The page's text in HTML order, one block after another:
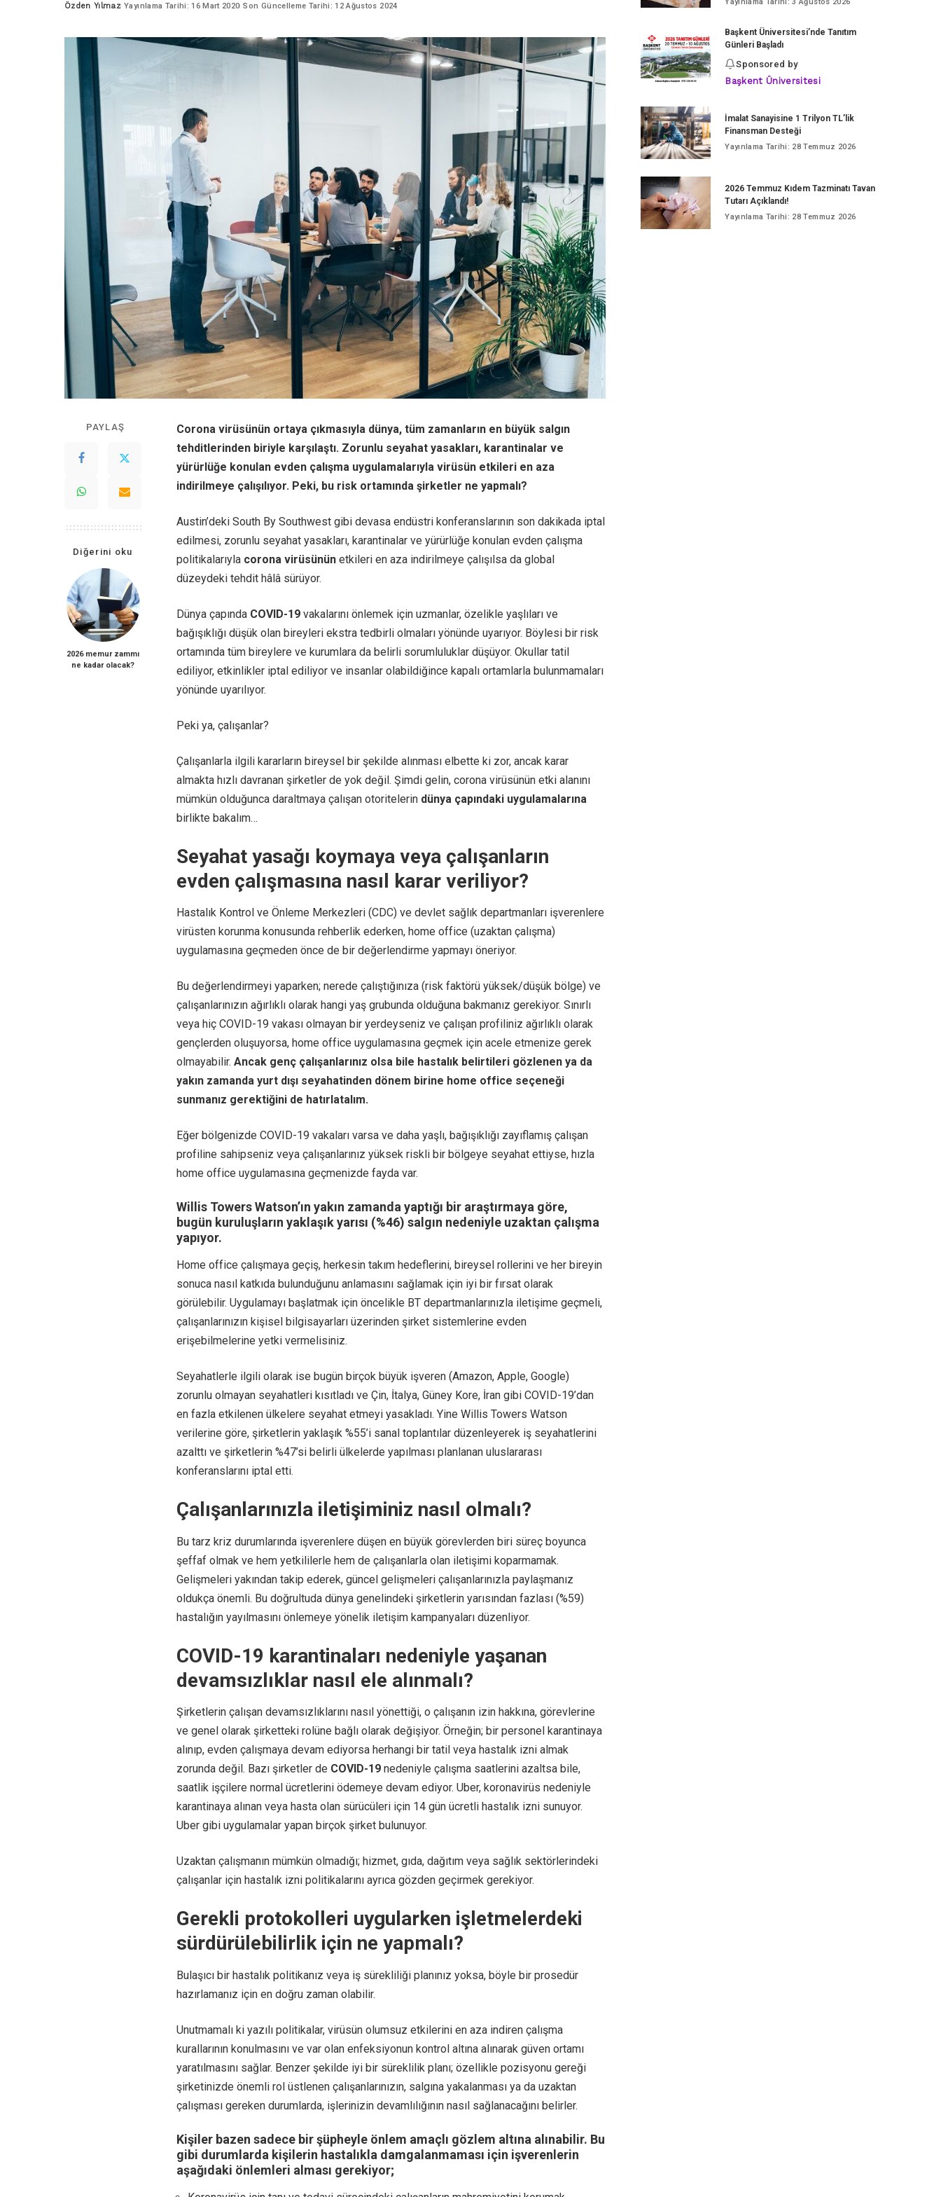
Posted
Özden Yılmaz Yayınlama Tarihi: 16 Mart 2020 Son Güncelleme Tarihi: 12 Ağustos 2024
PAYLAŞ
Diğerini oku
2026 memur zammı
ne kadar olacak?
Corona virüsünün ortaya çıkmasıyla dünya, tüm zamanların en büyük salgın
tehditlerinden biriyle karşılaştı. Zorunlu seyahat yasakları, karantinalar ve
yürürlüğe konulan evden çalışma uygulamalarıyla virüsün etkileri en aza
indirilmeye çalışılıyor. Peki, bu risk ortamında şirketler ne yapmalı?
Austin’deki South By Southwest gibi devasa endüstri konferanslarının son dakikada iptal
edilmesi, zorunlu seyahat yasakları, karantinalar ve yürürlüğe konulan evden çalışma
politikalarıyla corona virüsünün etkileri en aza indirilmeye çalışılsa da global
düzeydeki tehdit hâlâ sürüyor.
Dünya çapında COVID-19 vakalarını önlemek için uzmanlar, özelikle yaşlıları ve
bağışıklığı düşük olan bireyleri ekstra tedbirli olmaları yönünde uyarıyor. Böylesi bir risk
ortamında tüm bireylere ve kurumlara da belirli sorumluluklar düşüyor. Okullar tatil
ediliyor, etkinlikler iptal ediliyor ve insanlar olabildiğince kapalı ortamlarla bulunmamaları
yönünde uyarılıyor.
Peki ya, çalışanlar?
Çalışanlarla ilgili kararların bireysel bir şekilde alınması elbette ki zor, ancak karar
almakta hızlı davranan şirketler de yok değil. Şimdi gelin, corona virüsünün etki alanını
mümkün olduğunca daraltmaya çalışan otoritelerin dünya çapındaki uygulamalarına
birlikte bakalım…
Seyahat yasağı koymaya veya çalışanların
evden çalışmasına nasıl karar veriliyor?
Hastalık Kontrol ve Önleme Merkezleri (CDC) ve devlet sağlık departmanları işverenlere
virüsten korunma konusunda rehberlik ederken, home office (uzaktan çalışma)
uygulamasına geçmeden önce de bir değerlendirme yapmayı öneriyor.
Bu değerlendirmeyi yaparken; nerede çalıştığınıza (risk faktörü yüksek/düşük bölge) ve
çalışanlarınızın ağırlıklı olarak hangi yaş grubunda olduğuna bakmanız gerekiyor. Sınırlı
veya hiç COVID-19 vakası olmayan bir yerdeyseniz ve çalışan profiliniz ağırlıklı olarak
gençlerden oluşuyorsa, home office uygulamasına geçmek için acele etmenize gerek
olmayabilir. Ancak genç çalışanlarınız olsa bile hastalık belirtileri gözlenen ya da
yakın zamanda yurt dışı seyahatinden dönem birine home office seçeneği
sunmanız gerektiğini de hatırlatalım.
Eğer bölgenizde COVID-19 vakaları varsa ve daha yaşlı, bağışıklığı zayıflamış çalışan
profiline sahipseniz veya çalışanlarınız yüksek riskli bir bölgeye seyahat ettiyse, hızla
home office uygulamasına geçmenizde fayda var.
Willis Towers Watson’ın yakın zamanda yaptığı bir araştırmaya göre,
bugün kuruluşların yaklaşık yarısı (%46) salgın nedeniyle uzaktan çalışma
yapıyor.
Home office çalışmaya geçiş, herkesin takım hedeflerini, bireysel rollerini ve her bireyin
sonuca nasıl katkıda bulunduğunu anlamasını sağlamak için iyi bir fırsat olarak
görülebilir. Uygulamayı başlatmak için öncelikle BT departmanlarınızla iletişime geçmeli,
çalışanlarınızın kişisel bilgisayarları üzerinden şirket sistemlerine evden
erişebilmelerine yetki vermelisiniz.
Seyahatlerle ilgili olarak ise bugün birçok büyük işveren (Amazon, Apple, Google)
zorunlu olmayan seyahatleri kısıtladı ve Çin, İtalya, Güney Kore, İran gibi COVID-19’dan
en fazla etkilenen ülkelere seyahat etmeyi yasakladı. Yine Willis Towers Watson
verilerine göre, şirketlerin yaklaşık %55’i sanal toplantılar düzenleyerek iş seyahatlerini
azalttı ve şirketlerin %47’si belirli ülkelerde yapılması planlanan uluslararası
konferanslarını iptal etti.
Çalışanlarınızla iletişiminiz nasıl olmalı?
Bu tarz kriz durumlarında işverenlere düşen en büyük görevlerden biri süreç boyunca
şeffaf olmak ve hem yetkililerle hem de çalışanlarla olan iletişimi koparmamak.
Gelişmeleri yakından takip ederek, güncel gelişmeleri çalışanlarınızla paylaşmanız
oldukça önemli. Bu doğrultuda dünya genelindeki şirketlerin yarısından fazlası (%59)
hastalığın yayılmasını önlemeye yönelik iletişim kampanyaları düzenliyor.
COVID-19 karantinaları nedeniyle yaşanan
devamsızlıklar nasıl ele alınmalı?
Şirketlerin çalışan devamsızlıklarını nasıl yönettiği, o çalışanın izin hakkına, görevlerine
ve genel olarak şirketteki rolüne bağlı olarak değişiyor. Örneğin; bir personel karantinaya
alınıp, evden çalışmaya devam ediyorsa herhangi bir tatil veya hastalık izni almak
zorunda değil. Bazı şirketler de COVID-19 nedeniyle çalışma saatlerini azaltsa bile,
saatlik işçilere normal ücretlerini ödemeye devam ediyor. Uber, koronavirüs nedeniyle
karantinaya alınan veya hasta olan sürücüleri için 14 gün ücretli hastalık izni sunuyor.
Uber gibi uygulamalar yapan birçok şirket bulunuyor.
Uzaktan çalışmanın mümkün olmadığı; hizmet, gıda, dağıtım veya sağlık sektörlerindeki
çalışanlar için hastalık izni politikalarını ayrıca gözden geçirmek gerekiyor.
Gerekli protokolleri uygularken işletmelerdeki
sürdürülebilirlik için ne yapmalı?
Bulaşıcı bir hastalık politikanız veya iş sürekliliği planınız yoksa, böyle bir prosedür
hazırlamanız için en doğru zaman olabilir.
Unutmamalı ki yazılı politikalar, virüsün olumsuz etkilerini en aza indiren çalışma
kurallarının konulmasını ve var olan enfeksiyonun kontrol altına alınarak güven ortamı
yaratılmasını sağlar. Benzer şekilde iyi bir süreklilik planı; özellikle pozisyonu gereği
şirketinizde önemli rol üstlenen çalışanlarınızın, salgına yakalanması ya da uzaktan
çalışması gereken durumlarda, işlerinizin devamlılığının nasıl sağlanacağını belirler.
Kişiler bazen sadece bir şüpheyle önlem amaçlı gözlem altına alınabilir. Bu
gibi durumlarda kişilerin hastalıkla damgalanmaması için işverenlerin
aşağıdaki önlemleri alması gerekiyor;
Başkent Üniversitesi’nde Tanıtım
Günleri Başladı
Sponsored by
Başkent Üniversitesi
İmalat Sanayisine 1 Trilyon TL’lik
Finansman Desteği
Yayınlama Tarihi: 28 Temmuz 2026
2026 Temmuz Kıdem Tazminatı Tavan
Tutarı Açıklandı!
Yayınlama Tarihi: 28 Temmuz 2026